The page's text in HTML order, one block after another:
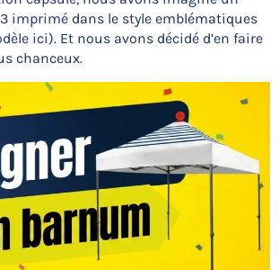
imprimé dans le style emblématiques
ici). Et nous avons décidé d’en faire
chanceux.